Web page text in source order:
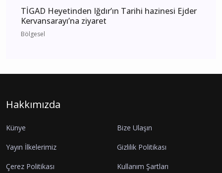
TİGAD Heyetinden Iğdır’ın Tarihi hazinesi Ejder
Kervansarayı’na ziyaret
Bölgesel
Hakkımızda
Künye Bize Ulaşın
Yayın İlkelerimiz Gizlilik Politikası
Çerez Politikası Kullanım Şartları